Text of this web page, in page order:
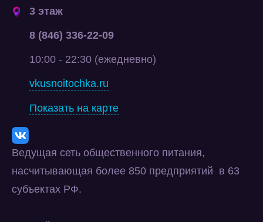
3 этаж
8 (846) 336-22-09
10:00 - 22:30 (ежедневно)
vkusnoitochka.ru
Показать на карте
Ведущая сеть общественного питания,
насчитывающая более 850 предприятий ​ в 63
субъектах РФ.